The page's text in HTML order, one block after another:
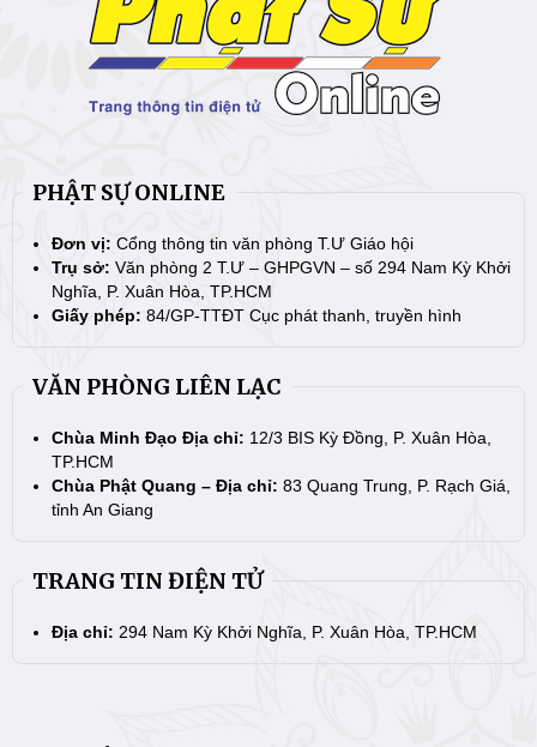
PHẬT SỰ ONLINE
Đơn vị: Cổng thông tin văn phòng T.Ư Giáo hội
Trụ sở: Văn phòng 2 T.Ư – GHPGVN – số 294 Nam Kỳ Khởi
Nghĩa, P. Xuân Hòa, TP.HCM
Giấy phép: 84/GP-TTĐT Cục phát thanh, truyền hình
VĂN PHÒNG LIÊN LẠC
Chùa Minh Đạo Địa chỉ: 12/3 BIS Kỳ Đồng, P. Xuân Hòa,
TP.HCM
Chùa Phật Quang – Địa chỉ: 83 Quang Trung, P. Rạch Giá,
tỉnh An Giang
TRANG TIN ĐIỆN TỬ
Địa chỉ: 294 Nam Kỳ Khởi Nghĩa, P. Xuân Hòa, TP.HCM